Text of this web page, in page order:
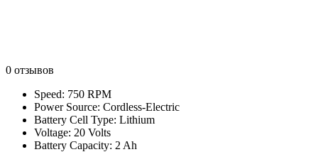
0 отзывов
Speed: 750 RPM
Power Source: Cordless-Electric
Battery Cell Type: Lithium
Voltage: 20 Volts
Battery Capacity: 2 Ah